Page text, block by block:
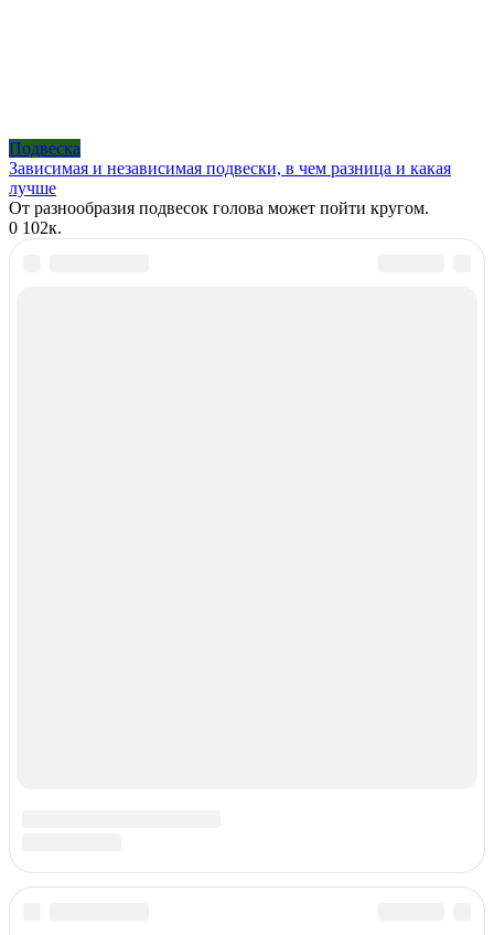
Подвеска
Зависимая и независимая подвески, в чем разница и какая
лучше
От разнообразия подвесок голова может пойти кругом.
0 102к.